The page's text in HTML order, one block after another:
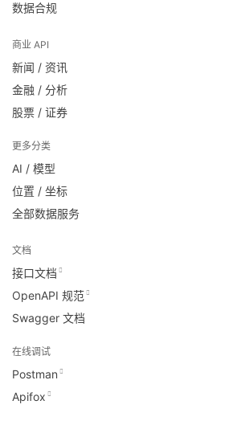
数据合规
商业 API
新闻 / 资讯
金融 / 分析
股票 / 证券
更多分类
AI / 模型
位置 / 坐标
全部数据服务
文档
接口文档
OpenAPI 规范
Swagger 文档
在线调试
Postman
Apifox